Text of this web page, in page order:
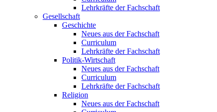
Lehrkräfte der Fachschaft
Gesellschaft
Geschichte
Neues aus der Fachschaft
Curriculum
Lehrkräfte der Fachschaft
Politik-Wirtschaft
Neues aus der Fachschaft
Curriculum
Lehrkräfte der Fachschaft
Religion
Neues aus der Fachschaft